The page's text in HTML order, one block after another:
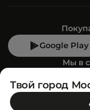
Google Play
Мы в
+7
Твой город